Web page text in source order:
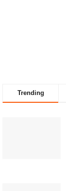
Trending